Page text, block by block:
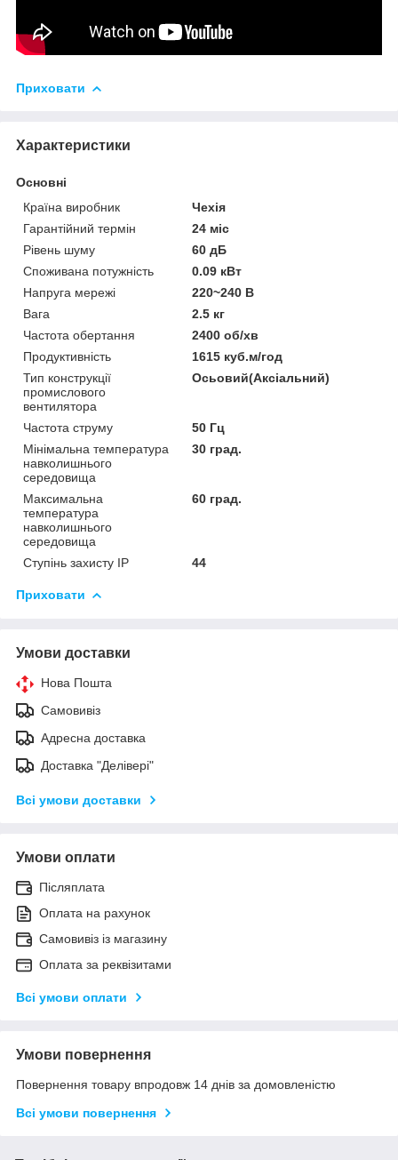
Приховати
Характеристики
Основні
Країна виробник
Чехія
Гарантійний термін
24 міс
Рівень шуму
60 дБ
Споживана потужність
0.09 кВт
Напруга мережі
220~240 В
Вага
2.5 кг
Частота обертання
2400 об/хв
Продуктивність
1615 куб.м/год
Тип конструкції
промислового
вентилятора
Осьовий(Аксіальний)
Частота струму
50 Гц
Мінімальна температура
навколишнього
середовища
30 град.
Максимальна
температура
навколишнього
середовища
60 град.
Ступінь захисту IP 44
Приховати
Умови доставки
Нова Пошта
Самовивіз
Адресна доставка
Доставка "Делівері"
Всі умови доставки
Умови оплати
Післяплата
Оплата на рахунок
Самовивіз із магазину
Оплата за реквізитами
Всі умови оплати
Умови повернення
Повернення товару впродовж 14 днів за домовленістю
Всі умови повернення